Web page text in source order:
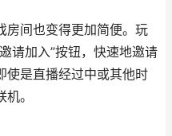
房间也变得更加简便。玩
请加入”按钮，快速地邀请
使是直播经过中或其他时
。